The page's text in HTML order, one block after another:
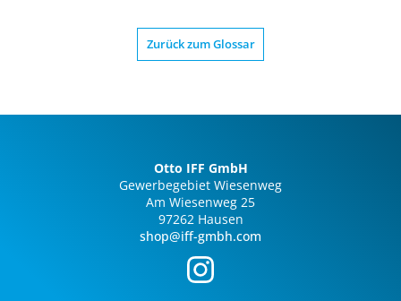
Zurück zum Glossar
Otto IFF GmbH
Gewerbegebiet Wiesenweg
Am Wiesenweg 25
97262 Hausen
shop@iff-gmbh.com